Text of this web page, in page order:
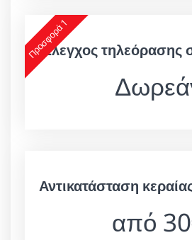
Προσφορά 1
Έλεγχος τηλεόρασης
Αντικατάσταση
από